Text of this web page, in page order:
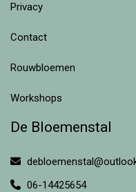
Privacy
Contact
Rouwbloemen
Workshops
De Bloemenstal
06-14425654